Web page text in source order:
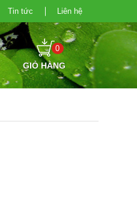
Tin tức Liên hệ
0